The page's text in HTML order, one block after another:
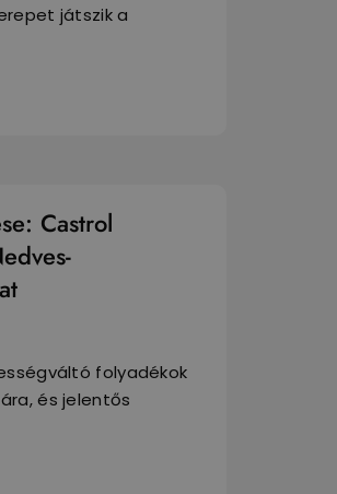
játszik a
Castrol
folyadékok
és jelentős